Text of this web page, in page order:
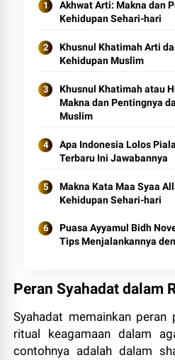
Akhwat Arti: Makna dan
Kehidupan Sehari-hari
Khusnul Khatimah Arti
Kehidupan Muslim
Khusnul Khatimah atau
Makna dan Pentingnya
Muslim
Apa Indonesia Lolos
Terbaru Ini Jawabannya
Makna Kata Maa Syaa
Kehidupan Sehari-hari
Puasa Ayyamul Bidh
Tips Menjalankannya
Peran Syahadat dalam
Syahadat memainkan
ritual keagamaan dalam
contohnya adalah dalam